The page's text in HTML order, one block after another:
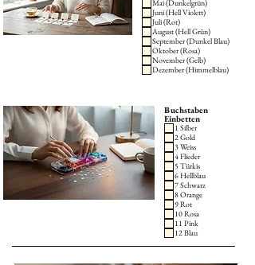
Mai (Dunkelgrün)
Juni (Hell Violett)
Juli (Rot)
August (Hell Grün)
September (Dunkel Blau)
Oktober (Rosa)
November (Gelb)
Dezember (Himmelblau)
Buchstaben
Einbetten
1 Silber
2 Gold
3 Weiss
4 Flieder
5 Türkis
6 Hellblau
7 Schwarz
8 Orange
9 Rot
10 Rosa
11 Pink
12 Blau